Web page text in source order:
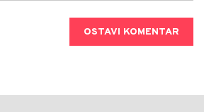
OSTAVI KOMENTAR